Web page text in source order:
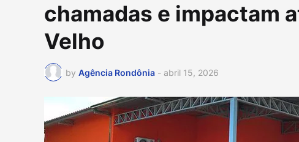
chamadas e impactam
Velho
by Agência Rondônia - abril 15, 2026